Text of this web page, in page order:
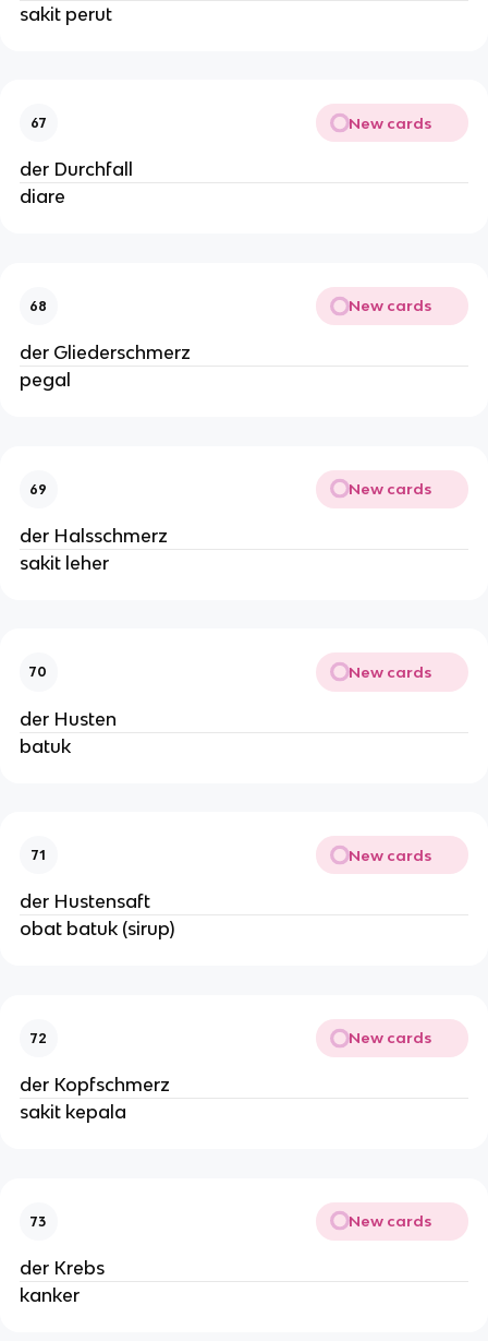
sakit perut
67 New cards
der Durchfall
diare
68 New cards
der Gliederschmerz
pegal
69 New cards
der Halsschmerz
sakit leher
70 New cards
der Husten
batuk
71 New cards
der Hustensaft
obat batuk (sirup)
72 New cards
der Kopfschmerz
sakit kepala
73 New cards
der Krebs
kanker